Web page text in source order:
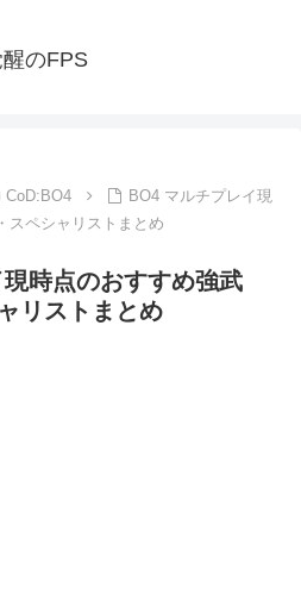
のFPS
CoD:BO4
BO4 マルチプレイ現
スペシャリストまとめ
時点のおすすめ強武
リストまとめ